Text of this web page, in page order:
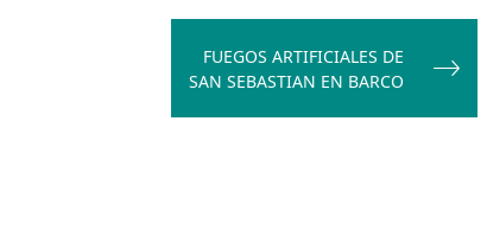
FUEGOS ARTIFICIALES DE
SAN SEBASTIAN EN BARCO